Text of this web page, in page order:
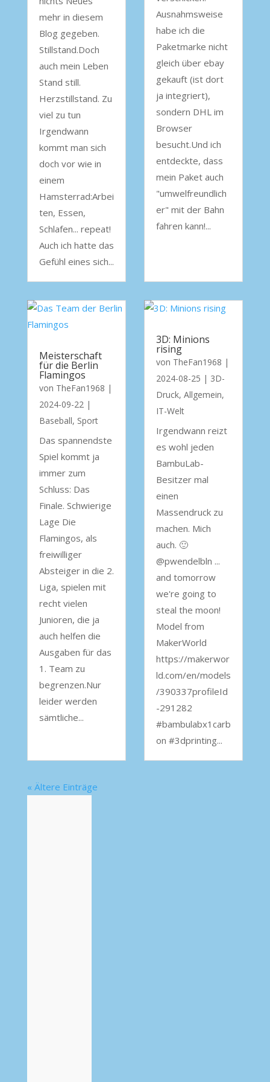
mehr in diesem
Blog gegeben.
Stillstand.Doch
auch mein Leben
Stand still.
Herzstillstand. Zu
viel zu tun
Irgendwann
kommt man sich
doch vor wie in
einem
Hamsterrad:Arbei
ten, Essen,
Schlafen... repeat!
Auch ich hatte das
Gefühl eines sich...
Ausnahmsweise
habe ich die
Paketmarke nicht
gleich über ebay
gekauft (ist dort
ja integriert),
sondern DHL im
Browser
besucht.Und ich
entdeckte, dass
mein Paket auch
"umwelfreundlich
er" mit der Bahn
fahren kann!...
Meisterschaft
für die Berlin
Flamingos
von TheFan1968 |
2024-09-22|
Baseball, Sport
Das spannendste
Spiel kommt ja
immer zum
Schluss: Das
Finale. Schwierige
Lage Die
Flamingos, als
freiwilliger
Absteiger in die 2.
Liga, spielen mit
recht vielen
Junioren, die ja
auch helfen die
Ausgaben für das
1. Team zu
begrenzen.Nur
leider werden
sämtliche...
3D: Minions
rising
von TheFan1968 |
2024-08-25 | 3D-
Druck, Allgemein,
IT-Welt
Irgendwann reizt
es wohl jeden
BambuLab-
Besitzer mal
einen
Massendruck zu
machen. Mich
auch. 🙂
@pwendelbln ...
and tomorrow
we're going to
steal the moon!
Model from
MakerWorld
https://makerwor
ld.com/en/models
/390337profileId
-291282
#bambulabx1carb
on #3dprinting...
« Ältere Einträge